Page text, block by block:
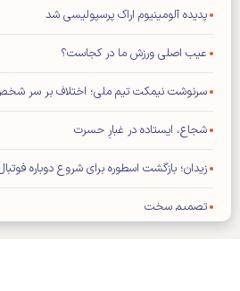
پدیده آلومینیوم اراک پرسپولیسی شد
عیب اصلی ورزش ما در کجاست؟
سرنوشت نیمکت تیم ملی؛ اختلاف بر سر شخص
شجاع، ایستاده در غبارِ حسرت
زیدان؛ بازگشت اسطوره برای شروع دوباره
تصمیم سخت